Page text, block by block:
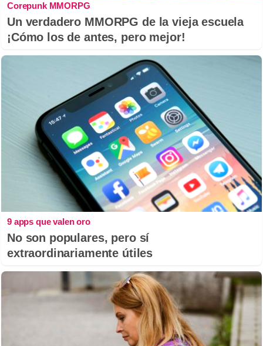
Corepunk MMORPG
Un verdadero MMORPG de la vieja escuela
¡Cómo los de antes, pero mejor!
9 apps que valen oro
No son populares, pero sí
extraordinariamente útiles